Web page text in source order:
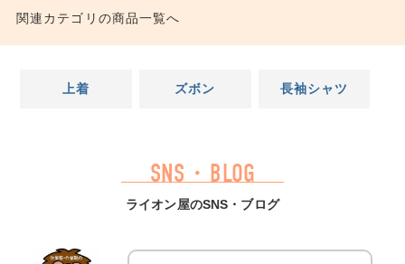
関連カテゴリの商品一覧へ
上着 ズボン 長袖シャツ
SNS・BLOG
ライオン屋のSNS・ブログ